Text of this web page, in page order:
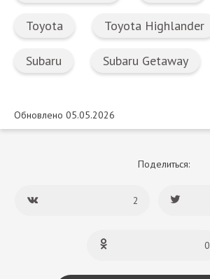
Toyota Toyota Highlander
Subaru Subaru Getaway
Обновлено 05.05.2026
Поделиться:
2
0